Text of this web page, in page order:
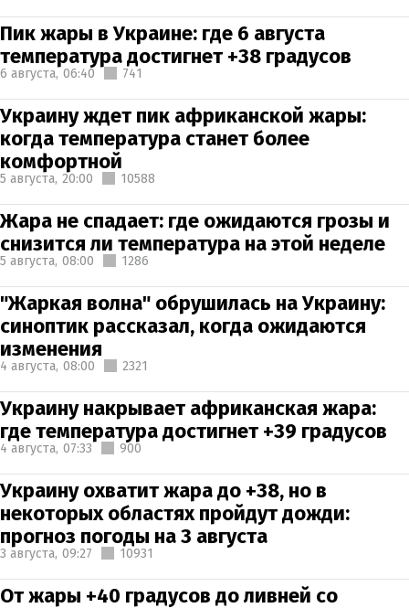
Пик жары в Украине: где 6 августа
температура достигнет +38 градусов
6 августа, 06:40 741
Украину ждет пик африканской жары:
когда температура станет более
комфортной
5 августа, 20:00 10588
Жара не спадает: где ожидаются грозы и
снизится ли температура на этой неделе
5 августа, 08:00 1286
"Жаркая волна" обрушилась на Украину:
синоптик рассказал, когда ожидаются
изменения
4 августа, 08:00 2321
Украину накрывает африканская жара:
где температура достигнет +39 градусов
4 августа, 07:33 900
Украину охватит жара до +38, но в
некоторых областях пройдут дожди:
прогноз погоды на 3 августа
3 августа, 09:27 10931
От жары +40 градусов до ливней со